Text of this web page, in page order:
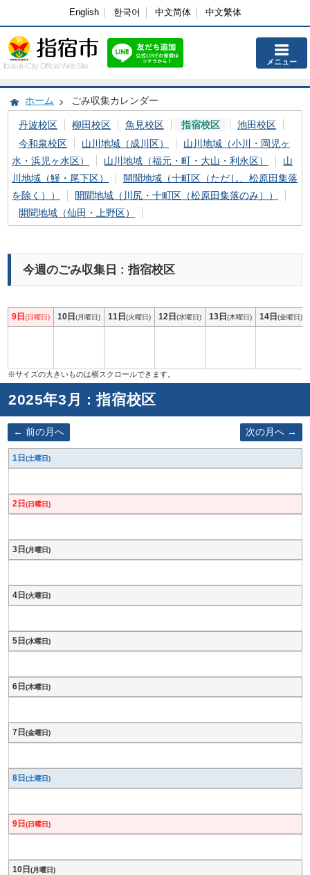
English 한국어 中文简体 中文繁体
Ibusuki City Official Web Site メニュー
ホーム ごみ収集カレンダー
丹波校区 柳田校区 魚見校区 指宿校区
池田校区
今和泉校区
山川地域（成川区）
山川地域（小川・岡児ヶ
水・浜児ヶ水区）
山川地域（福元・町・大山・利永区）
山
川地域（鰻・尾下区）
開聞地域（十町区（ただし、松原田集落
を除く））
開聞地域（川尻・十町区（松原田集落のみ））
開聞地域（仙田・上野区）
今週のごみ収集日 : 指宿校区
9日(日曜日) 10日(月曜日) 11日(火曜日) 12日(水曜日) 13日(木曜日) 14日(金曜日)
2025年3月 : 指宿校区
前の月へ 次の月へ
1日 (土曜日)
2日 (日曜日)
3日 (月曜日)
4日 (火曜日)
5日 (水曜日)
6日 (木曜日)
7日 (金曜日)
8日 (土曜日)
9日 (日曜日)
10日 (月曜日)